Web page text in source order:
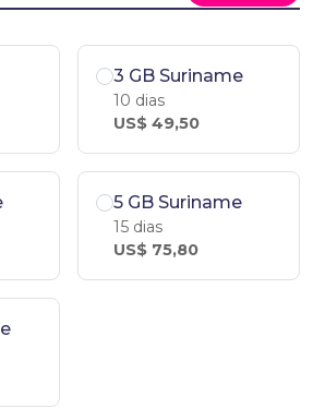
3 GB Suriname
10 dias
US$ 49,50
5 GB Suriname
15 dias
US$ 75,80